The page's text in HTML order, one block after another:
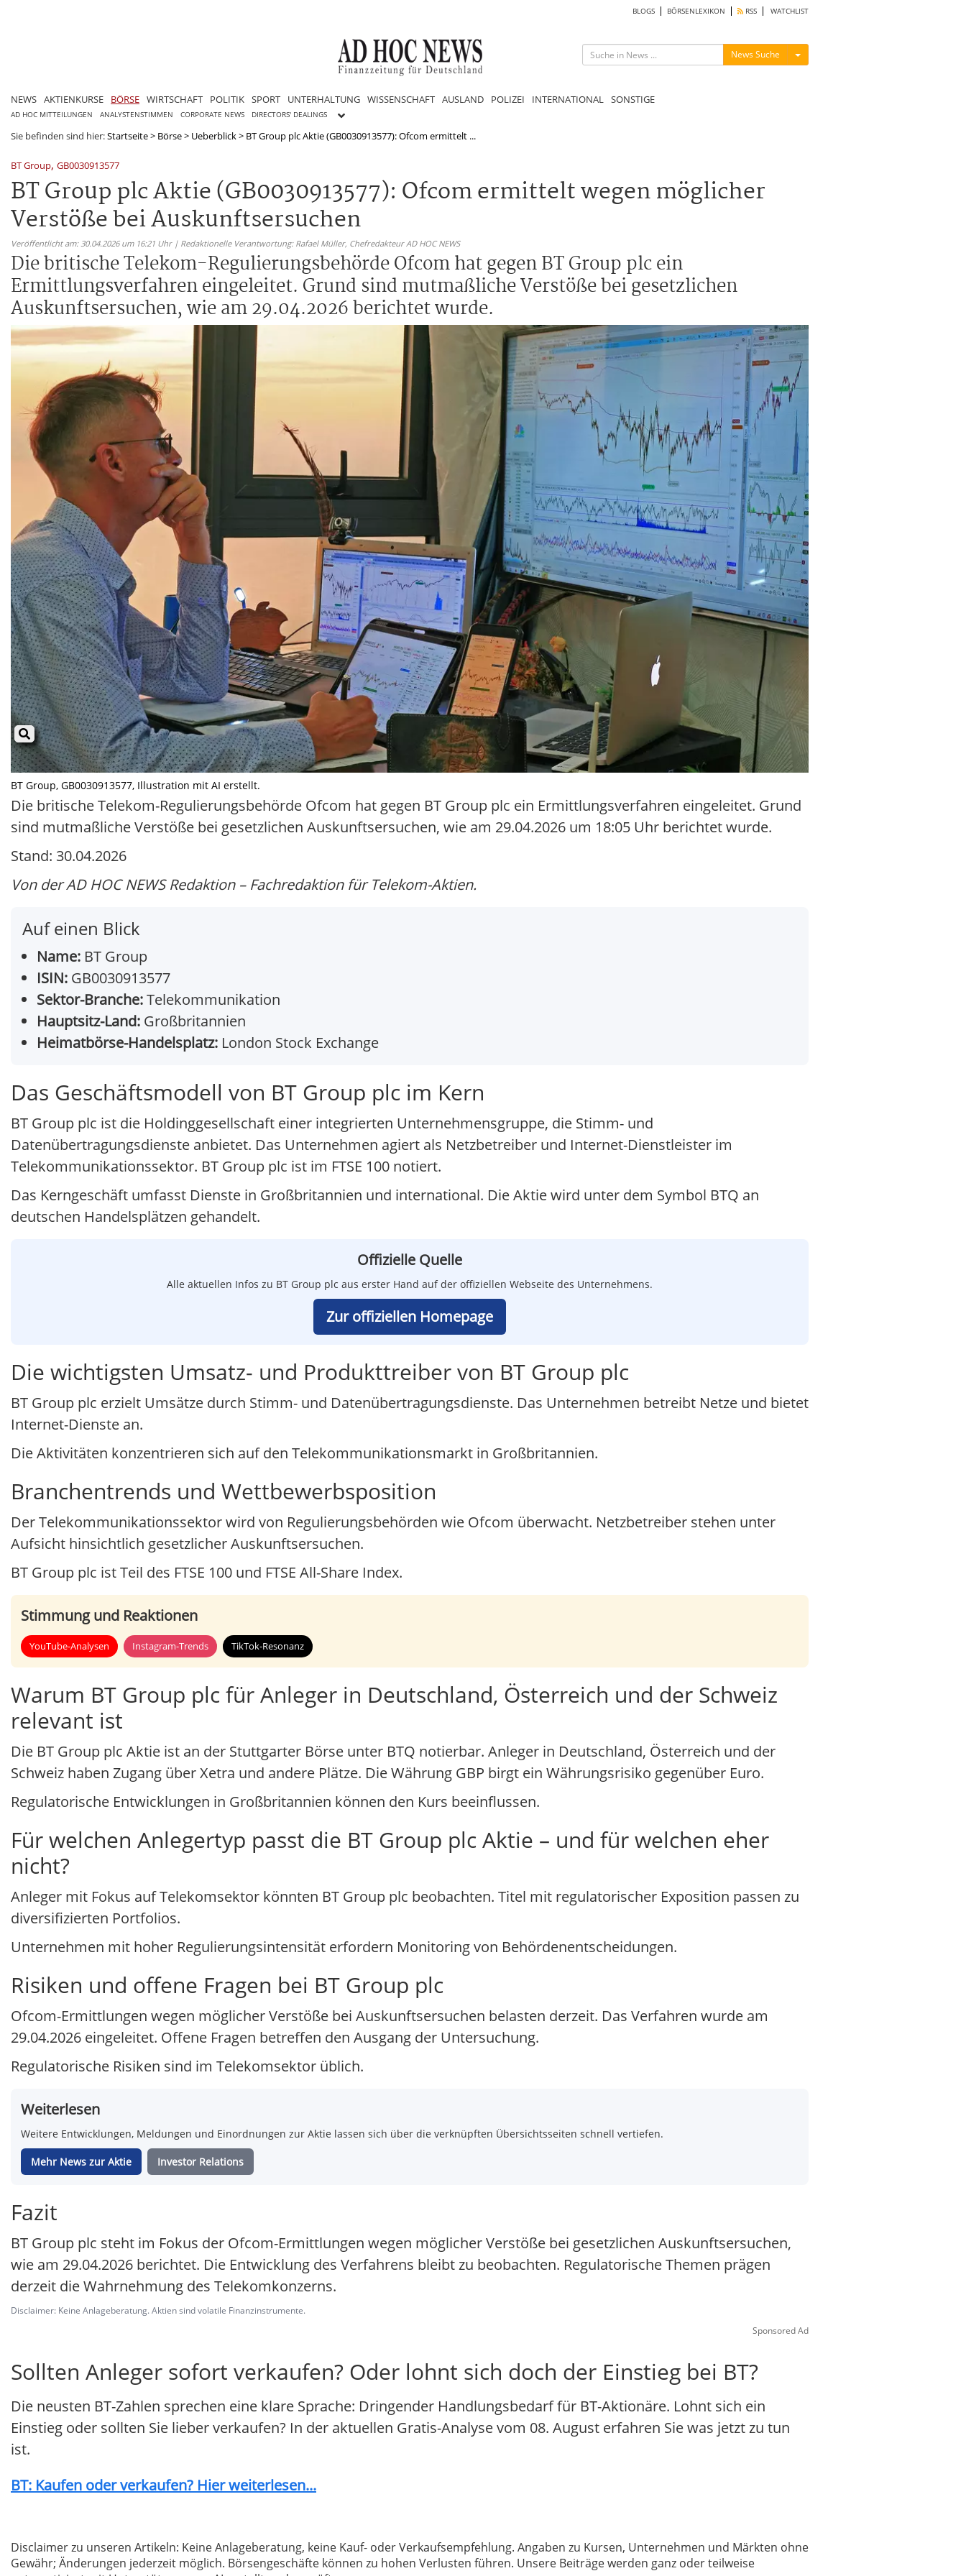
BLOGS BÖRSENLEXIKON RSS WATCHLIST
News Suche Menü ein-/ausblenden
NEWS AKTIENKURSE BÖRSE WIRTSCHAFT POLITIK SPORT UNTERHALTUNG WISSENSCHAFT AUSLAND POLIZEI INTERNATIONAL SONSTIGE
AD HOC MITTEILUNGEN ANALYSTENSTIMMEN CORPORATE NEWS DIRECTORS' DEALINGS
Sie befinden sind hier:Startseite> Börse> Ueberblick> BT Group plc Aktie (GB0030913577): Ofcom ermittelt ...
BT Group, GB0030913577
BT Group plc Aktie (GB0030913577): Ofcom ermittelt wegen möglicher
Verstöße bei Auskunftsersuchen
Veröffentlicht am: 30.04.2026 um 16:21 Uhr | Redaktionelle Verantwortung: Rafael Müller, Chefredakteur AD HOC NEWS
Die britische Telekom-Regulierungsbehörde Ofcom hat gegen BT Group plc ein
Ermittlungsverfahren eingeleitet. Grund sind mutmaßliche Verstöße bei gesetzlichen
Auskunftsersuchen, wie am 29.04.2026 berichtet wurde.
BT Group, GB0030913577, Illustration mit AI erstellt.
Die britische Telekom-Regulierungsbehörde Ofcom hat gegen BT Group plc ein Ermittlungsverfahren eingeleitet. Grund
sind mutmaßliche Verstöße bei gesetzlichen Auskunftsersuchen, wie am 29.04.2026 um 18:05 Uhr berichtet wurde.
Stand: 30.04.2026
Von der AD HOC NEWS Redaktion – Fachredaktion für Telekom-Aktien.
Auf einen Blick
Name: BT Group
ISIN: GB0030913577
Sektor-Branche:Telekommunikation
Hauptsitz-Land: Großbritannien
Heimatbörse-Handelsplatz: London Stock Exchange
Das Geschäftsmodell von BT Group plc im Kern
BT Group plc ist die Holdinggesellschaft einer integrierten Unternehmensgruppe, die Stimm- und
Datenübertragungsdienste anbietet. Das Unternehmen agiert als Netzbetreiber und Internet-Dienstleister im
Telekommunikationssektor. BT Group plc ist im FTSE 100 notiert.
Das Kerngeschäft umfasst Dienste in Großbritannien und international. Die Aktie wird unter dem Symbol BTQ an
deutschen Handelsplätzen gehandelt.
Offizielle Quelle
Alle aktuellen Infos zu BT Group plc aus erster Hand auf der offiziellen Webseite des Unternehmens.
Zur offiziellen Homepage
Die wichtigsten Umsatz- und Produkttreiber von BT Group plc
BT Group plc erzielt Umsätze durch Stimm- und Datenübertragungsdienste. Das Unternehmen betreibt Netze und bietet
Internet-Dienste an.
Die Aktivitäten konzentrieren sich auf den Telekommunikationsmarkt in Großbritannien.
Branchentrends und Wettbewerbsposition
Der Telekommunikationssektor wird von Regulierungsbehörden wie Ofcom überwacht. Netzbetreiber stehen unter
Aufsicht hinsichtlich gesetzlicher Auskunftsersuchen.
BT Group plc ist Teil des FTSE 100 und FTSE All-Share Index.
Stimmung und Reaktionen
YouTube-Analysen Instagram-Trends TikTok-Resonanz
Warum BT Group plc für Anleger in Deutschland, Österreich und der Schweiz
relevant ist
Die BT Group plc Aktie ist an der Stuttgarter Börse unter BTQ notierbar. Anleger in Deutschland, Österreich und der
Schweiz haben Zugang über Xetra und andere Plätze. Die Währung GBP birgt ein Währungsrisiko gegenüber Euro.
Regulatorische Entwicklungen in Großbritannien können den Kurs beeinflussen.
Für welchen Anlegertyp passt die BT Group plc Aktie – und für welchen eher
nicht?
Anleger mit Fokus auf Telekomsektor könnten BT Group plc beobachten. Titel mit regulatorischer Exposition passen zu
diversifizierten Portfolios.
Unternehmen mit hoher Regulierungsintensität erfordern Monitoring von Behördenentscheidungen.
Risiken und offene Fragen bei BT Group plc
Ofcom-Ermittlungen wegen möglicher Verstöße bei Auskunftsersuchen belasten derzeit. Das Verfahren wurde am
29.04.2026 eingeleitet. Offene Fragen betreffen den Ausgang der Untersuchung.
Regulatorische Risiken sind im Telekomsektor üblich.
Weiterlesen
Weitere Entwicklungen, Meldungen und Einordnungen zur Aktie lassen sich über die verknüpften Übersichtsseiten schnell vertiefen.
Mehr News zur Aktie Investor Relations
Fazit
BT Group plc steht im Fokus der Ofcom-Ermittlungen wegen möglicher Verstöße bei gesetzlichen Auskunftsersuchen,
wie am 29.04.2026 berichtet. Die Entwicklung des Verfahrens bleibt zu beobachten. Regulatorische Themen prägen
derzeit die Wahrnehmung des Telekomkonzerns.
Disclaimer: Keine Anlageberatung. Aktien sind volatile Finanzinstrumente.
Sponsored Ad
Sollten Anleger sofort verkaufen? Oder lohnt sich doch der Einstieg bei BT?
Die neusten BT-Zahlen sprechen eine klare Sprache: Dringender Handlungsbedarf für BT-Aktionäre. Lohnt sich ein
Einstieg oder sollten Sie lieber verkaufen? In der aktuellen Gratis-Analyse vom 08. August erfahren Sie was jetzt zu tun
ist.
BT: Kaufen oder verkaufen? Hier weiterlesen...
Disclaimer zu unseren Artikeln: Keine Anlageberatung, keine Kauf- oder Verkaufsempfehlung. Angaben zu Kursen, Unternehmen und Märkten ohne
Gewähr; Änderungen jederzeit möglich. Börsengeschäfte können zu hohen Verlusten führen. Unsere Beiträge werden ganz oder teilweise